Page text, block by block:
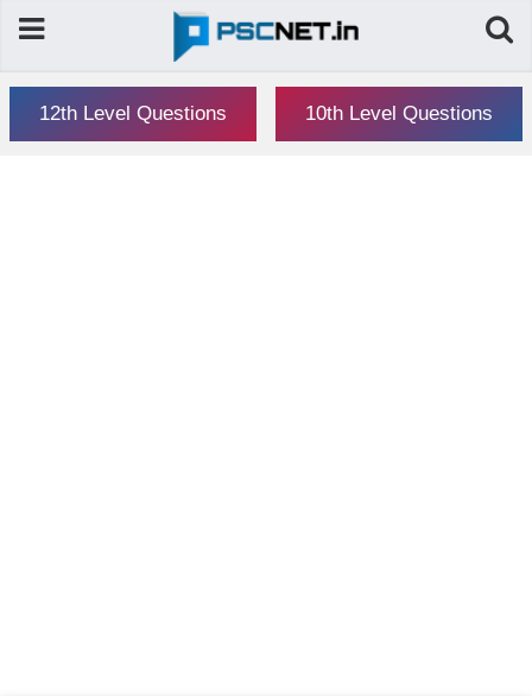
12th Level Questions 10th Level Questions